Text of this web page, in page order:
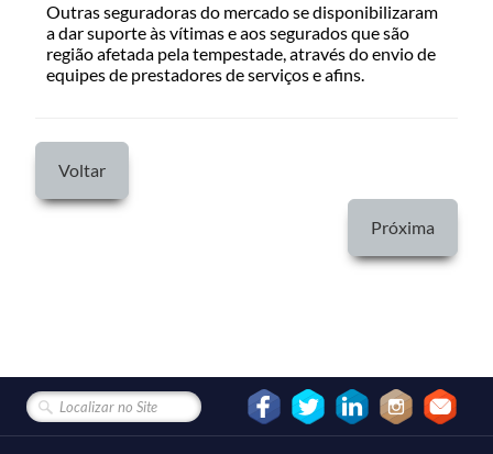
Outras seguradoras do mercado se disponibilizaram
a dar suporte às vítimas e aos segurados que são
região afetada pela tempestade, através do envio de
equipes de prestadores de serviços e afins.
Voltar
Próxima